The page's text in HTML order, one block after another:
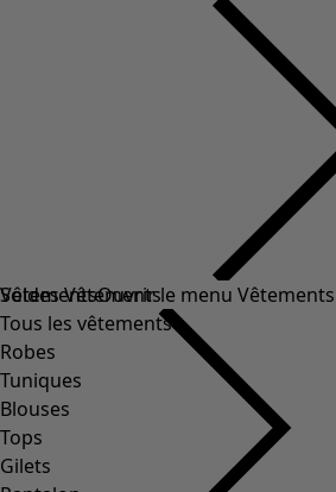
Soldes Vêtements
Tous les vêtements
Robes
Tuniques
Blouses
Tops
Gilets
VêtementsOuvrir le menu Vêtements